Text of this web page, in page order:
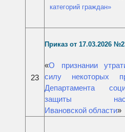
категорий граждан»
23
Приказ от 17.03.2026
«О признании
силу некоторых
Департамента
защиты
Ивановской области»